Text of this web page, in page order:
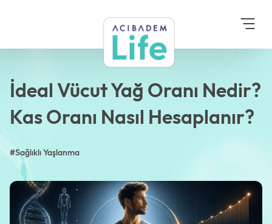
Sağlıklı Yaşlanma
Nedir? Kas Oranı Nasıl
Hesaplanır?
İdeal Vücut Yağ Oranı Nedir?
Kas Oranı Nasıl Hesaplanır?
#Sağlıklı Yaşlanma